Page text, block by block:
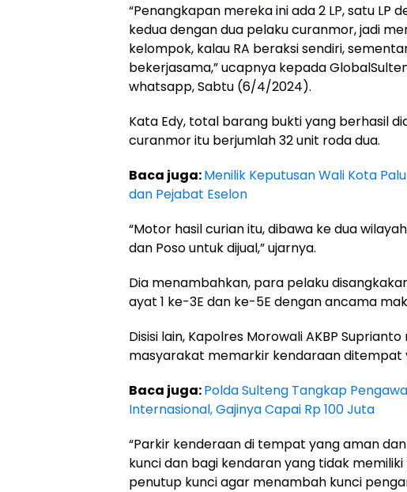
“Penangkapan mereka ini ada 2 LP, satu LP
kedua dengan dua pelaku curanmor, jadi
kelompok, kalau RA beraksi sendiri,
bekerjasama,” ucapnya kepada
whatsapp, Sabtu (6/4/2024).
Kata Edy, total barang bukti yang berhasil
curanmor itu berjumlah 32 unit roda dua.
Baca juga:Menilik Keputusan Wali Kota
dan Pejabat Eselon
“Motor hasil curian itu, dibawa ke dua
dan Poso untuk dijual,” ujarnya.
Dia menambahkan, para pelaku
ayat 1 ke-3E dan ke-5E dengan ancama
Disisi lain, Kapolres Morowali AKBP
masyarakat memarkir kendaraan ditempat
Baca juga:Polda Sulteng Tangkap
Internasional, Gajinya Capai Rp 100 Juta
“Parkir kenderaan di tempat yang aman
kunci dan bagi kendaran yang tidak
penutup kunci agar menambah kunci